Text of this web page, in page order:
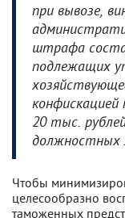
при вывозе,
штрафа
подлежащих
20 тыс.
должностных
Чтобы
целесообразно
таможенных